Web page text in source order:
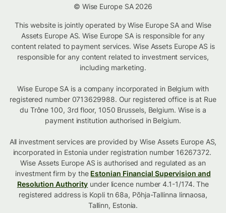
© Wise Europe SA 2026
This website is jointly operated by Wise Europe SA and Wise
Assets Europe AS. Wise Europe SA is responsible for any
content related to payment services. Wise Assets Europe AS is
responsible for any content related to investment services,
including marketing.
Wise Europe SA is a company incorporated in Belgium with
registered number 0713629988. Our registered office is at Rue
du Trône 100, 3rd floor, 1050 Brussels, Belgium. Wise is a
payment institution authorised in Belgium.
All investment services are provided by Wise Assets Europe AS,
incorporated in Estonia under registration number 16267372.
Wise Assets Europe AS is authorised and regulated as an
investment firm by the Estonian Financial Supervision and
Resolution Authority under licence number 4.1-1/174. The
registered address is Kopli tn 68a, Põhja-Tallinna linnaosa,
Tallinn, Estonia.